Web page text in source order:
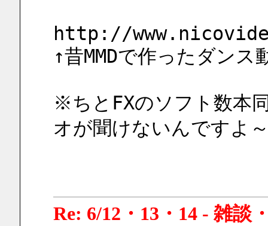
http://
↑昔MMDで作ったダン
※ちとFXのソフト数本
オが聞けないんですよ
Re: 6/12・13・14 - 雑談